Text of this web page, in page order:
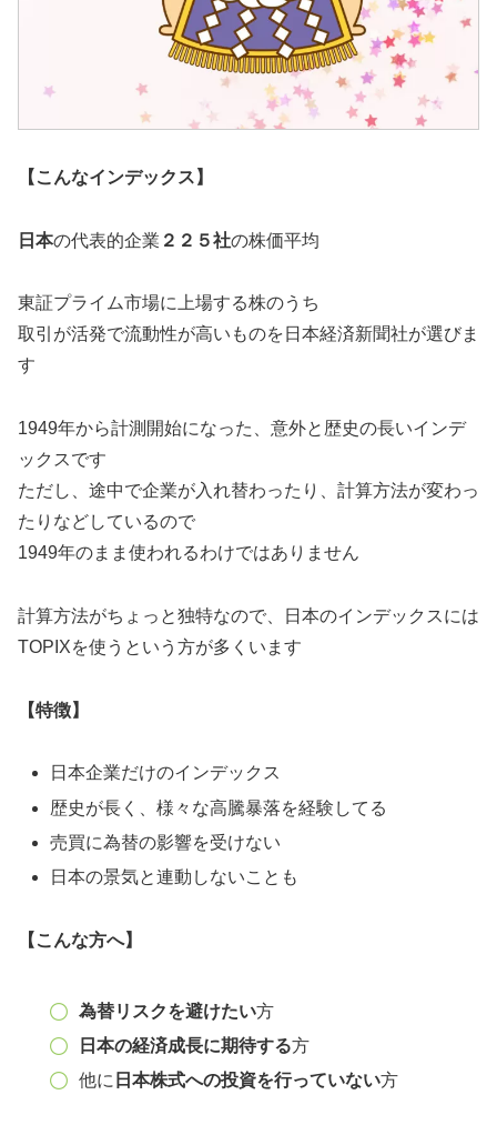
【こんなインデックス】
日本の代表的企業 ２２５社の株価平均
東証プライム市場に上場する株のうち
取引が活発で流動性が高いものを日本経済新聞社が選びま
す
1949年から計測開始になった、意外と歴史の長いインデ
ックスです
ただし、途中で企業が入れ替わったり、計算方法が変わっ
たりなどしているので
1949年のまま使われるわけではありません
計算方法がちょっと独特なので、日本のインデックスには
TOPIXを使うという方が多くいます
【特徴】
日本企業だけのインデックス
歴史が長く、様々な高騰暴落を経験してる
売買に為替の影響を受けない
日本の景気と連動しないことも
【こんな方へ】
為替リスクを避けたい方
日本の経済成長に期待する方
他に 日本株式への投資を行っていない方